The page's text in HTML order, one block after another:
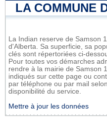
LA COMMUNE
La Indian reserve de Samson
d'Alberta. Sa superficie, sa
clés sont répertoriées ci-
Pour toutes vos démarches
rendre à la mairie de Samson
indiqués sur cette page ou
par téléphone ou par mail
disponibilité du service.
Mettre à jour les données